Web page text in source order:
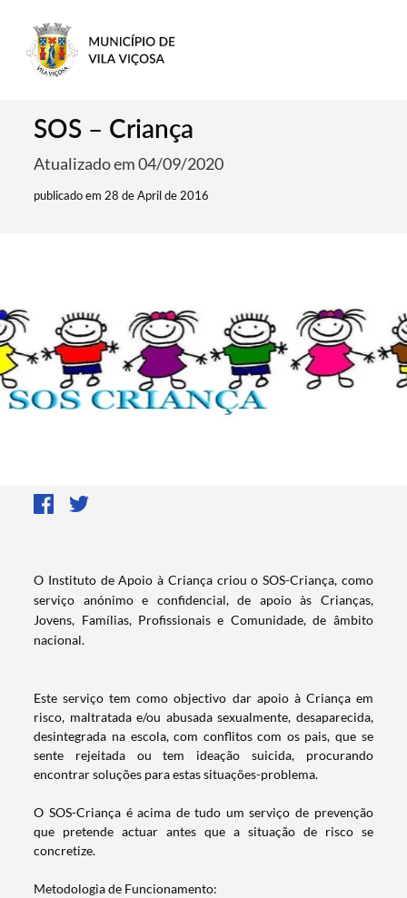
SOS – Criança
Atualizado em 04/09/2020
publicado em 28 de April de 2016
O Instituto de Apoio à Criança criou o SOS-Criança, como
serviço anónimo e confidencial, de apoio às Crianças,
Jovens, Famílias, Profissionais e Comunidade, de âmbito
nacional.
Este serviço tem como objectivo dar apoio à Criança em
risco, maltratada e/ou abusada sexualmente, desaparecida,
desintegrada na escola, com conflitos com os pais, que se
sente rejeitada ou tem ideação suicida, procurando
encontrar soluções para estas situações-problema.
O SOS-Criança é acima de tudo um serviço de prevenção
que pretende actuar antes que a situação de risco se
concretize.
Metodologia de Funcionamento: